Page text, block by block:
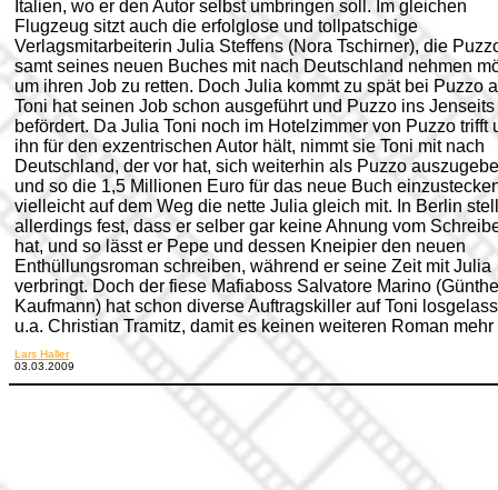
Italien, wo er den Autor selbst umbringen soll. Im gleichen
Flugzeug sitzt auch die erfolglose und tollpatschige
Verlagsmitarbeiterin Julia Steffens (Nora Tschirner), die
samt seines neuen Buches mit nach Deutschland nehmen
um ihren Job zu retten. Doch Julia kommt zu spät bei Puzzo
Toni hat seinen Job schon ausgeführt und Puzzo ins Jenseits
befördert. Da Julia Toni noch im Hotelzimmer von Puzzo trifft
ihn für den exzentrischen Autor hält, nimmt sie Toni mit nach
Deutschland, der vor hat, sich weiterhin als Puzzo
und so die 1,5 Millionen Euro für das neue Buch
vielleicht auf dem Weg die nette Julia gleich mit. In Berlin
allerdings fest, dass er selber gar keine Ahnung vom
hat, und so lässt er Pepe und dessen Kneipier den neuen
Enthüllungsroman schreiben, während er seine Zeit mit Julia
verbringt. Doch der fiese Mafiaboss Salvatore Marino
Kaufmann) hat schon diverse Auftragskiller auf Toni
u.a. Christian Tramitz, damit es keinen weiteren Roman mehr
Lars Haller
03.03.2009